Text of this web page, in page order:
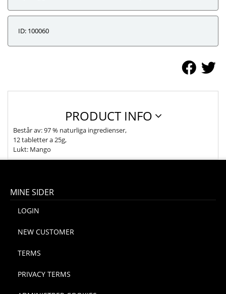
ID: 100060
PRODUCT INFO
Består av: 97 % naturliga ingredienser,
12 tabletter a 25g,
Lukt: Mango
MINE SIDER
LOGIN
NEW CUSTOMER
TERMS
PRIVACY TERMS